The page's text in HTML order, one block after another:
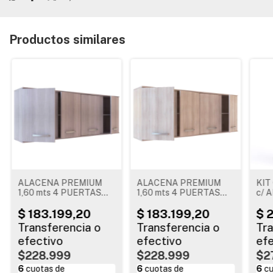
Productos similares
ALACENA PREMIUM
1,60 mts 4 PUERTAS
$228.999
ALACENA PREMIUM
1,60 mts 4 PUERTAS
$228.999
KIT
c/